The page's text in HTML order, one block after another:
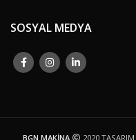
SOSYAL MEDYA
BGN MAKİNA 2020 TASARIM